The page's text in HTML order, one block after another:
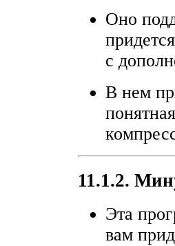
Оно
с
В нем
11.1.2.
Эта
вам